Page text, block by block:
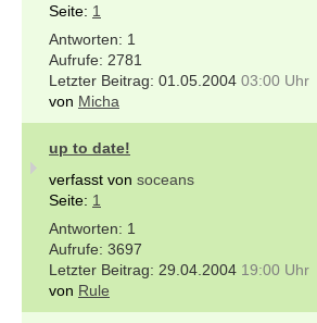
Seite: 1
1
2781
01.05.2004 03:00 Uhr
von Micha
up to date!
verfasst von soceans
Seite: 1
1
3697
29.04.2004 19:00 Uhr
von Rule